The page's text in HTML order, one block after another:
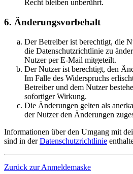
Recht bleiben unberührt.
6. Änderungsvorbehalt
Der Betreiber ist berechtigt, die
die Datenschutzrichtlinie zu
Nutzer per E-Mail mitgeteilt.
Der Nutzer ist berechtigt, den
Im Falle des Widerspruchs
Betreiber und dem Nutzer
sofortiger Wirkung.
Die Änderungen gelten als
der Nutzer den Änderungen
Informationen über den Umgang mit
sind in derDatenschutzrichtlinie
Zurück zur Anmeldemaske